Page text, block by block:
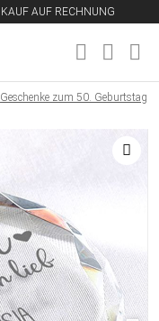
KAUF AUF RECHNUNG
Geschenke zum 50. Geburtstag